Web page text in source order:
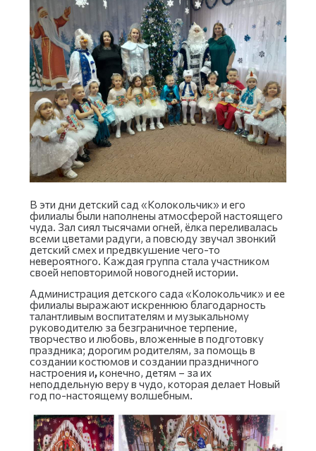
В эти дни детский сад «Колокольчик» и его
филиалы были наполнены атмосферой настоящего
чуда. Зал сиял тысячами огней, ёлка переливалась
всеми цветами радуги, а повсюду звучал звонкий
детский смех и предвкушение чего-то
невероятного. Каждая группа стала участником
своей неповторимой новогодней истории.
Администрация детского сада «Колокольчик» и ее
филиалы выражают искреннюю благодарность
талантливым воспитателям и музыкальному
руководителю за безграничное терпение,
творчество и любовь, вложенные в подготовку
праздника; дорогим родителям, за помощь в
создании костюмов и создании праздничного
настроения и, конечно, детям – за их
неподдельную веру в чудо, которая делает Новый
год по-настоящему волшебным.